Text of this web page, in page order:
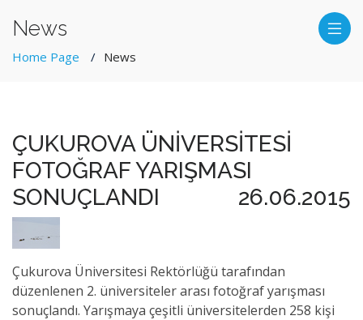
News
Home Page News
ÇUKUROVA ÜNİVERSİTESİ
FOTOĞRAF YARIŞMASI
SONUÇLANDI
26.06.2015
Çukurova Üniversitesi Rektörlüğü tarafından
düzenlenen 2. üniversiteler arası fotoğraf yarışması
sonuçlandı. Yarışmaya çeşitli üniversitelerden 258 kişi